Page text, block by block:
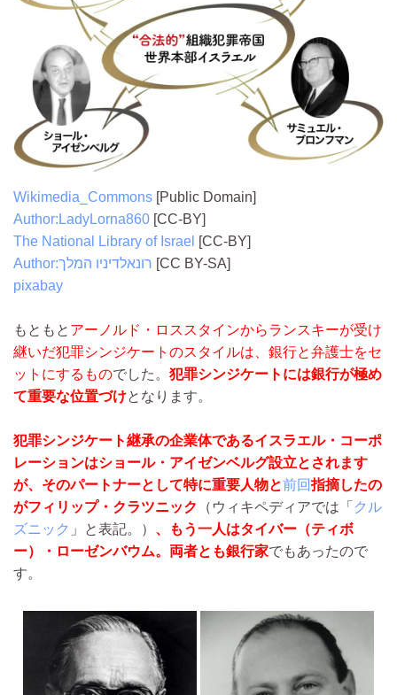
Wikimedia_Commons [Public Domain]
Author:LadyLorna860 [CC-BY]
The National Library of Israel [CC-BY]
Author:רונאלדיניו המלך [CC BY-SA]
pixabay
もともと アーノルド・ロススタインからランスキーが受け
継いだ犯罪シンジケートのスタイルは、銀行と弁護士をセ
ットにするものでした。 犯罪シンジケートには銀行が極め
て重要な位置づけとなります。
犯罪シンジケート継承の企業体であるイスラエル・コーポ
レーションはショール・アイゼンベルグ設立とされます
が、そのパートナーとして特に重要人物と前回指摘したの
がフィリップ・クラツニック （ウィキペディアでは「 クル
ズニック 」と表記。） 、もう一人はタイバー（ティボ
ー）・ローゼンバウム。両者とも銀行家でもあったので
す。